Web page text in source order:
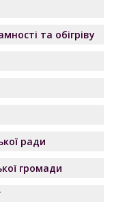
та обігріву
ради
громади